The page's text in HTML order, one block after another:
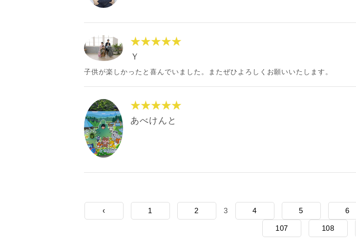
★★★★★
Ｙ
子供が楽しかったと喜んでいました。またぜひよろしくお願いいたします。
★★★★★
あべけんと
‹ 1 2 3 4 5 6
107 108